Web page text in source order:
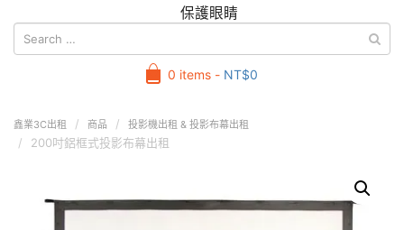
保護眼睛
0 items - NT$0
鑫業3C出租 商品 投影機出租 & 投影布幕出租
200吋鋁框式投影布幕出租